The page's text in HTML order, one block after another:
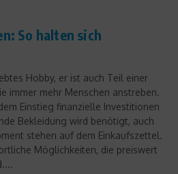
So halten sich
Hobby, er ist auch Teil einer
immer mehr Menschen anstreben.
Einstieg finanzielle Investitionen
Bekleidung wird benötigt, auch
stehen auf dem Einkaufszettel.
Möglichkeiten, die preiswert